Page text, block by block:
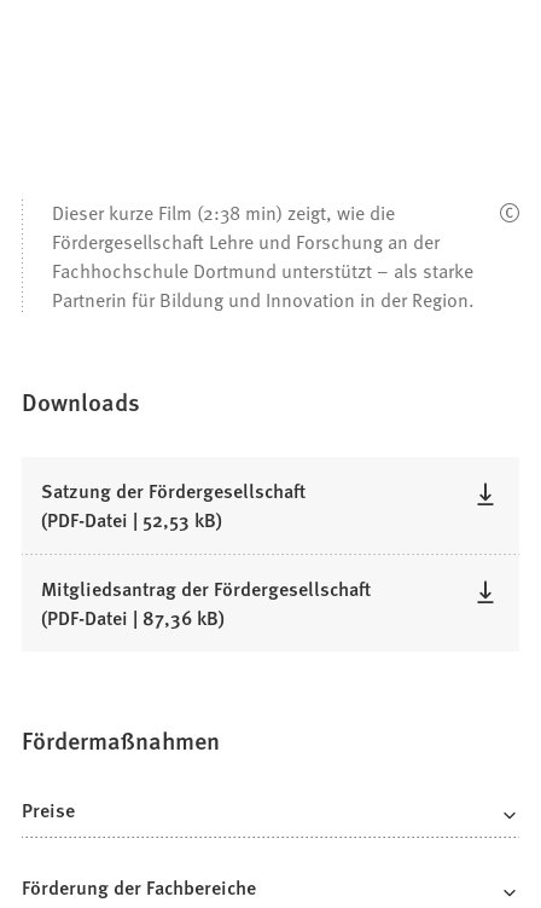
Dieser kurze Film (2:38 min) zeigt, wie die
Fördergesellschaft Lehre und Forschung an der
Fachhochschule Dortmund unterstützt – als starke
Partnerin für Bildung und Innovation in der Region.
Downloads
Satzung der Fördergesellschaft
PDF-Datei 52,53 kB
Mitgliedsantrag der Fördergesellschaft
PDF-Datei 87,36 kB
Fördermaßnahmen
Preise
Förderung der Fachbereiche